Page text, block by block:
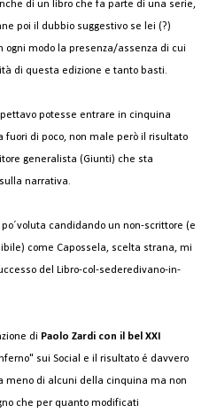
di un libro che fa parte di una serie,
poi il dubbio suggestivo se lei (?)
ogni modo la presenza/assenza di cui
di questa edizione e tanto basti.
potesse entrare in cinquina
fuori di poco, non male però il risultato
generalista (Giunti) che sta
narrativa.
candidando un non-scrittore (e
come Capossela, scelta strana, mi
del Libro-col-sederedivano-in-
di Paolo Zardi con il bel XXI
sui Social e il risultato é davvero
meno di alcuni della cinquina ma non
che per quanto modificati